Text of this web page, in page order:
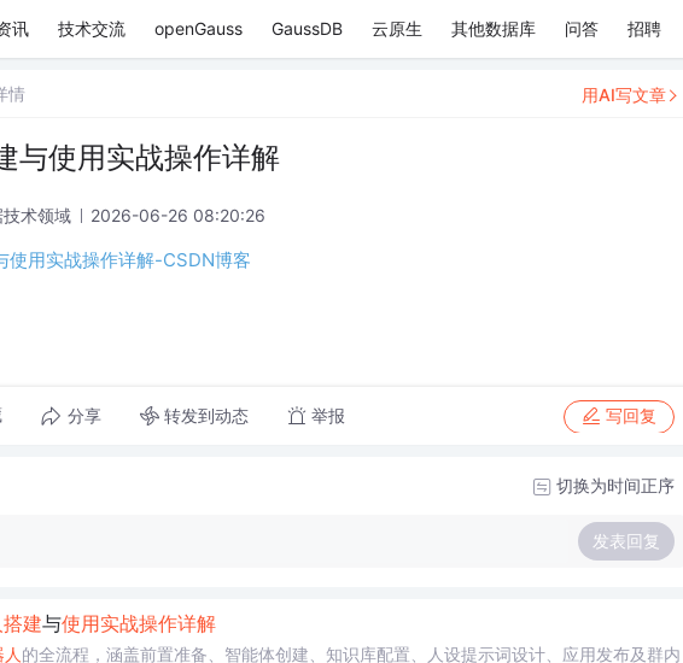
讯 技术交流 openGauss GaussDB 云原生 其他数据库 问答 招聘
情
与使用实战操作详解
术领域 2026-06-26 08:20:26
使用实战操作详解-CSDN博客
分享 转发到动态 举报 写回复
用AI写文章
切换为时间正序
发表回复
搭建与使用实战操作详解
的全流程，涵盖前置准备、智能体创建、知识库配置、人设提示词设计、应用发布及群内